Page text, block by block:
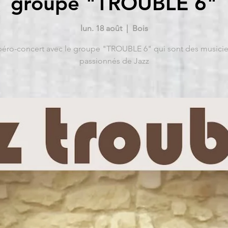
lun. 18 août
  |
Bois
concert avec le groupe "TROUBLE 6" qui sont des
passionnés de Jazz